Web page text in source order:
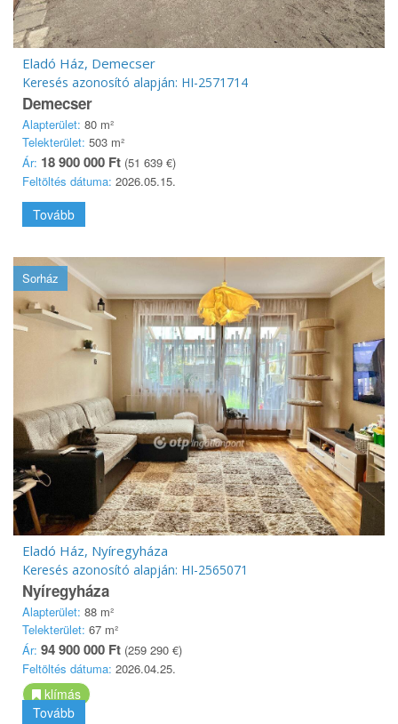
Eladó Ház, Demecser
Keresés azonosító alapján: HI-2571714
Demecser
Alapterület: 80 m²
Telekterület: 503 m²
Ár: 18 900 000 Ft (51 639 €)
Feltöltés dátuma: 2026.05.15.
Tovább
Sorház
Eladó Ház, Nyíregyháza
Keresés azonosító alapján: HI-2565071
Nyíregyháza
Alapterület: 88 m²
Telekterület: 67 m²
Ár: 94 900 000 Ft (259 290 €)
Feltöltés dátuma: 2026.04.25.
klímás
Tovább